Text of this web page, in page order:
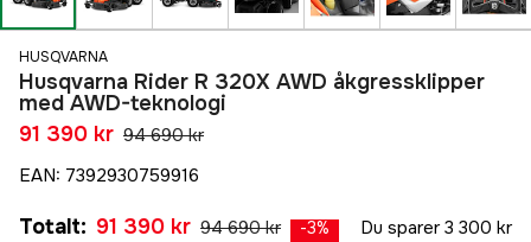
HUSQVARNA
Husqvarna Rider R 320X AWD åkgressklipper
med AWD-teknologi
91 390 kr 94 690 kr
EAN: 7392930759916
Totalt: 91 390 kr 94 690 kr -3% Du sparer 3 300 kr